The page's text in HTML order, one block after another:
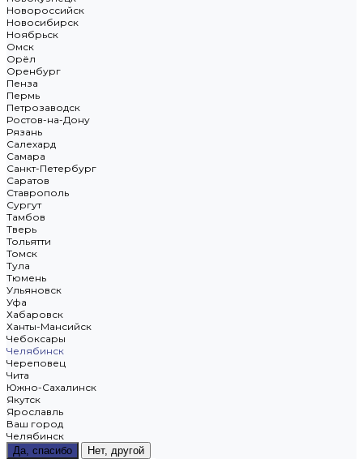
Новороссийск
Новосибирск
Ноябрьск
Омск
Орёл
Оренбург
Пенза
Пермь
Петрозаводск
Ростов-на-Дону
Рязань
Салехард
Самара
Санкт-Петербург
Саратов
Ставрополь
Сургут
Тамбов
Тверь
Тольятти
Томск
Тула
Тюмень
Ульяновск
Уфа
Хабаровск
Ханты-Мансийск
Чебоксары
Челябинск
Череповец
Чита
Южно-Сахалинск
Якутск
Ярославль
Ваш город
Челябинск
Да, спасибо
Нет, другой